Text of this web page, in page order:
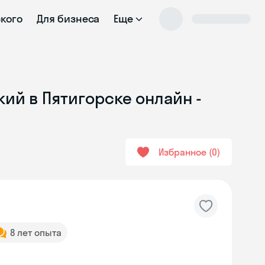
Для бизнеса Еще
в Пятигорске онлайн -
Избранное 0
8 лет опыта